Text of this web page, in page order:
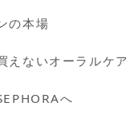
の本場
えないオーラルケ
へ